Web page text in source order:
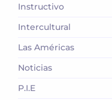
Instructivo
Intercultural
Las Américas
Noticias
P.I.E